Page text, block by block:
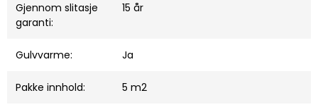
Gjennom slitasje
garanti:
15 år
Gulvvarme: Ja
Pakke innhold: 5 m2